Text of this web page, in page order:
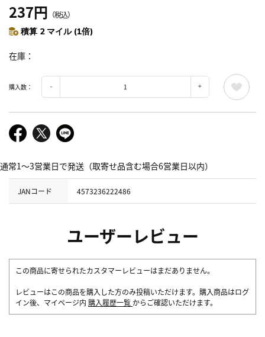
237円 （税込）
積算 2 マイル (1倍)
在庫
購入数：
通常1～3営業日で発送（取寄せ品含む場合6営業日以内）
JANコード 4573236222486
ユーザーレビュー
この商品に寄せられたカスタマーレビューはまだありません。
レビューはこの商品を購入した方のみ投稿いただけます。購入商品はログ
イン後、マイページ内 購入履歴一覧 からご確認いただけます。